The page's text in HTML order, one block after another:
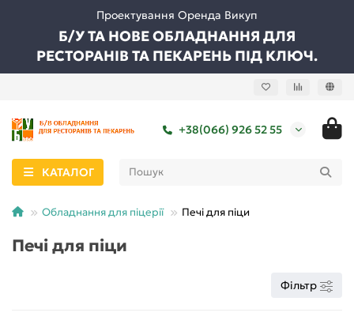
Проектування Оренда Викуп
Б/У ТА НОВЕ ОБЛАДНАННЯ ДЛЯ
РЕСТОРАНІВ ТА ПЕКАРЕНЬ ПІД КЛЮЧ.
+38(066) 926 52 55
КАТАЛОГ
Обладнання для піцерії Печі для піци
Печі для піци
Фільтр